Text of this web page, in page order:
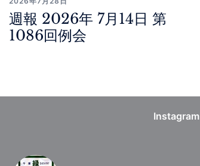
週報 2026年 7月14日 第
1086回例会
Instagram